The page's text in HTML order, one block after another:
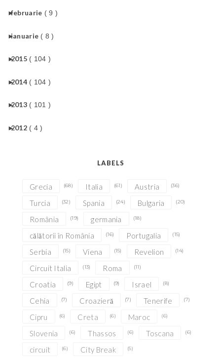
►
februarie ( 9 )
►
ianuarie ( 8 )
►
2015 ( 104 )
►
2014 ( 104 )
►
2013 ( 101 )
►
2012 ( 4 )
LABELS
Grecia (68) Italia (61) Austria (36)
Turcia (32) Spania (24) Bulgaria (20)
România (19) germania (18)
călătorii în România (16) Portugalia (15)
Serbia (15) Viena (15) Revelion (14)
Circuit Italia (13) Roma (11)
Croatia (9) Egipt (9) Israel (8)
Cehia (7) Croazieră (7) Tenerife (7)
Cipru (6) Creta (6) Maroc (6)
Slovenia (6) Thassos (6) Toscana (6)
circuit (6) City Break (5)